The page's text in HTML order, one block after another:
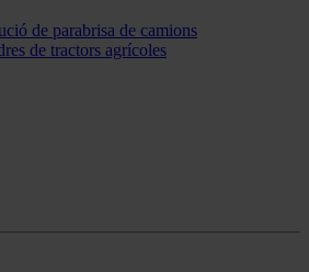
de parabrisa de camions
de tractors agrícoles